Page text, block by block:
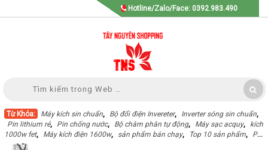
Hotline/Zalo/Face: 0392.983.490
Từ Khóa: Máy kích sin chuẩn, Bộ đổi điện Invereter, Inverter sóng sin chuẩn,
Pin lithium rẻ, Pin chống nước, Bộ châm phân tự động, Máy sạc acquy,
kích
1000w fet, Máy kích điện 1600w, sản phẩm bán chạy, Top 10 sản phẩm,
Pin
Lithium dung lượng cao